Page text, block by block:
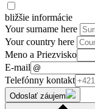
bližšie informácie
Your surname here
Your country here
Meno a Priezvisko
E-mail
Telefónny kontakt
Odoslať záujem